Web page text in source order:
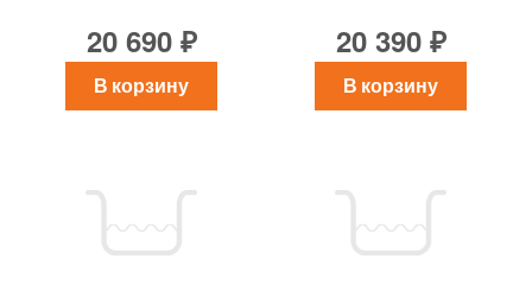
20 690 ₽
В корзину
20 390 ₽
В корзину